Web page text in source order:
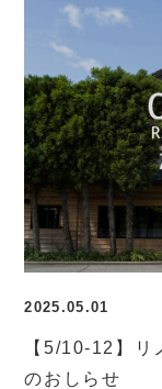
2025.05.01
【5/10-12】リ
のおしらせ